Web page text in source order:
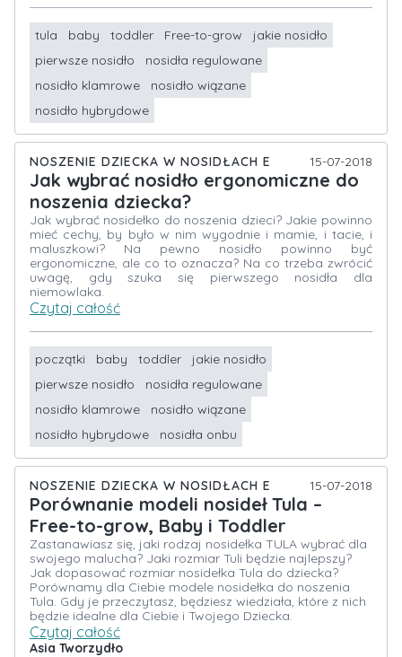
tula baby toddler Free-to-grow
jakie nosidło
pierwsze nosidło
nosidła regulowane
nosidło klamrowe
nosidło wiązane
nosidło hybrydowe
NOSZENIE DZIECKA W NOSIDŁACH E 15-07-2018
Jak wybrać nosidło ergonomiczne do
noszenia dziecka?
Jak wybrać nosidełko do noszenia dzieci? Jakie powinno
mieć cechy, by było w nim wygodnie i mamie, i tacie, i
maluszkowi? Na pewno nosidło powinno być
ergonomiczne, ale co to oznacza? Na co trzeba zwrócić
uwagę, gdy szuka się pierwszego nosidła dla
niemowlaka.
Czytaj całość
początki baby toddler
jakie nosidło
pierwsze nosidło
nosidła regulowane
nosidło klamrowe
nosidło wiązane
nosidło hybrydowe
nosidła onbu
NOSZENIE DZIECKA W NOSIDŁACH E 15-07-2018
Porównanie modeli nosideł Tula –
Free-to-grow, Baby i Toddler
Zastanawiasz się, jaki rodzaj nosidełka TULA wybrać dla
swojego malucha? Jaki rozmiar Tuli będzie najlepszy?
Jak dopasować rozmiar nosidełka Tula do dziecka?
Porównamy dla Ciebie modele nosidełka do noszenia
Tula. Gdy je przeczytasz, będziesz wiedziała, które z nich
będzie idealne dla Ciebie i Twojego Dziecka.
Czytaj całość
Asia Tworzydło